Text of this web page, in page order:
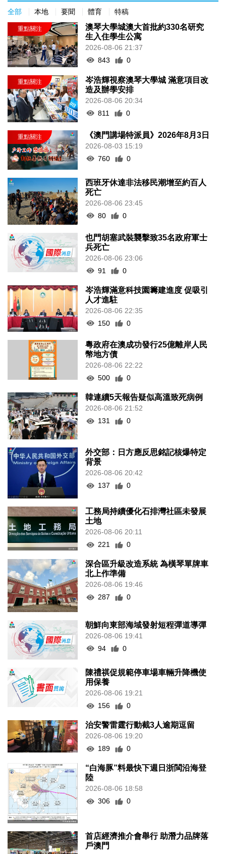
全部 本地 要聞 體育 特稿
澳琴大學城澳大首批約330名研究
生入住學生公寓
2026-08-06 21:37
843
0
岑浩輝視察澳琴大學城 滿意項目改
造及辦學安排
2026-08-06 20:34
811
0
《澳門講場特派員》2026年8月3日
2026-08-03 15:19
760
0
西班牙休達非法移民潮增至約百人
死亡
2026-08-06 23:45
80
0
也門胡塞武裝襲擊致35名政府軍士
兵死亡
2026-08-06 23:06
91
0
岑浩輝滿意科技園籌建進度 促吸引
人才進駐
2026-08-06 22:35
150
0
粵政府在澳成功發行25億離岸人民
幣地方債
2026-08-06 22:22
500
0
韓連續5天報告疑似高溫致死病例
2026-08-06 21:52
131
0
外交部：日方應反思銘記核爆特定
背景
2026-08-06 20:42
137
0
工務局持續優化石排灣社區未發展
土地
2026-08-06 20:11
221
0
深合區升級改造系統 為橫琴單牌車
北上作準備
2026-08-06 19:46
287
0
朝鮮向東部海域發射短程彈道導彈
2026-08-06 19:41
94
0
陳禮祺促規範停車場車輛升降機使
用保養
2026-08-06 19:21
156
0
治安警雷霆行動截3人逾期逗留
2026-08-06 19:20
189
0
“白海豚”料最快下週日浙閩沿海登
陸
2026-08-06 18:58
306
0
首店經濟推介會舉行 助潛力品牌落
戶澳門